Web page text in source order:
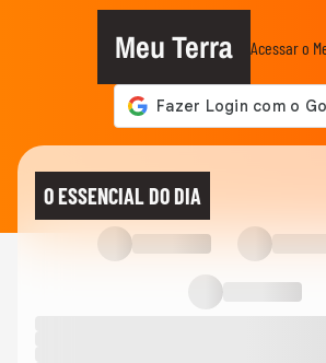
Meu Terra Acessar o
O ESSENCIAL DO DIA